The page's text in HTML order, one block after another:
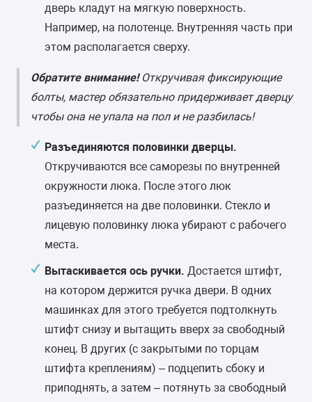
дверь кладут на мягкую поверхность.
Например, на полотенце. Внутренняя часть при
этом располагается сверху.
Обратите внимание!Откручивая фиксирующие
болты, мастер обязательно придерживает дверцу
чтобы она не упала на пол и не разбилась!
Разъединяются половинки дверцы.
Откручиваются все саморезы по внутренней
окружности люка. После этого люк
разъединяется на две половинки. Стекло и
лицевую половинку люка убирают с рабочего
места.
Вытаскивается ось ручки. Достается штифт,
на котором держится ручка двери. В одних
машинках для этого требуется подтолкнуть
штифт снизу и вытащить вверх за свободный
конец. В других (с закрытыми по торцам
штифта креплениям) – подцепить сбоку и
приподнять, а затем – потянуть за свободный